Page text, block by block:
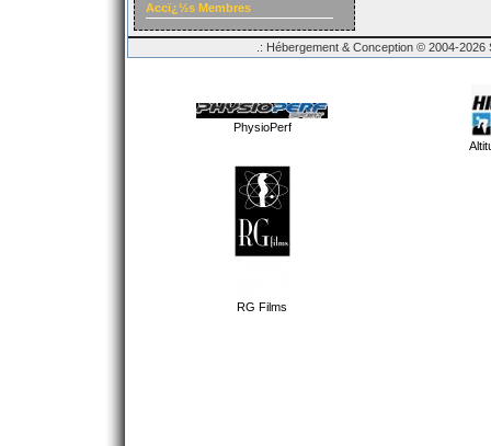
Accï¿½s Membres
.: Hébergement & Conception © 2004-
PhysioPerf
RG Films